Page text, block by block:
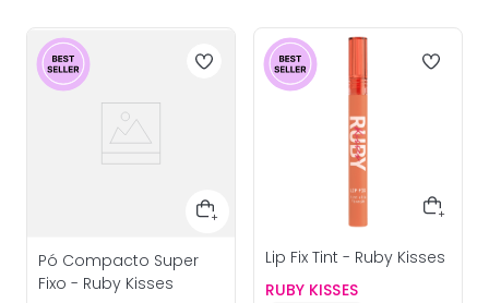
Pó Compacto Super
Fixo - Ruby Kisses
Lip Fix Tint - Ruby Kisses
RUBY KISSES